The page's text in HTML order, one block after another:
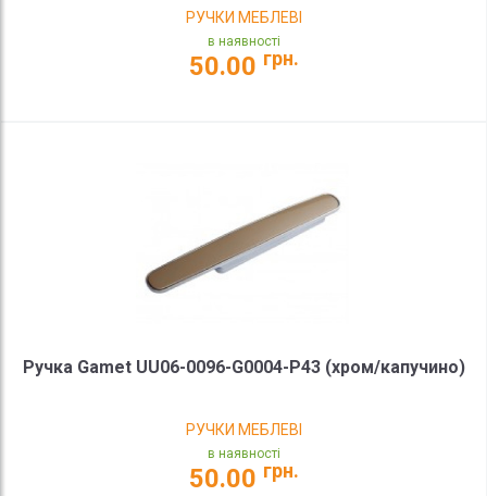
РУЧКИ МЕБЛЕВІ
в наявності
50.00 грн.
Ручка Gamet UU06-0096-G0004-P43 (хром/капучино)
РУЧКИ МЕБЛЕВІ
в наявності
50.00 грн.